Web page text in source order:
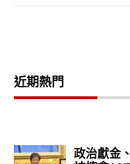
近期熱門